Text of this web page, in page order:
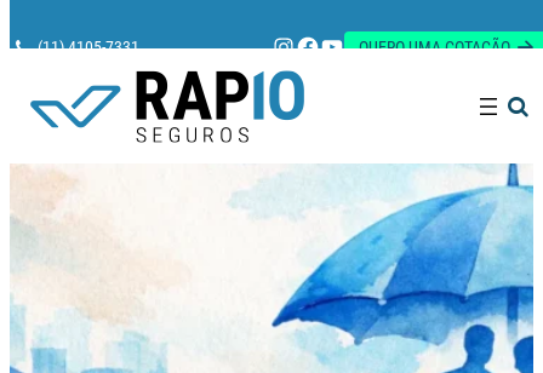
(11) 4105-7331 Instagram
Facebook
Youtube
QUERO UMA COTAÇÃO